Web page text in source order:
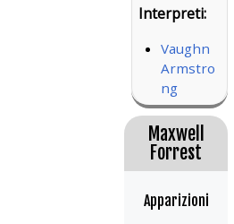
Interpreti:
Vaughn
Armstro
ng
Maxwell
Forrest
Apparizioni